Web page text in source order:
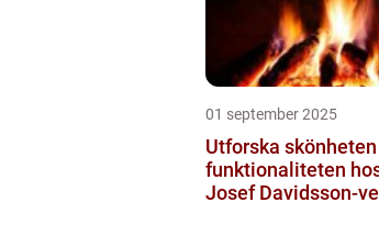
01 september 2025
Utforska
funktionaliteten
Josef Davidsson-